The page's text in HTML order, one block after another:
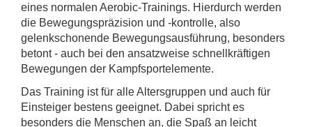
eines normalen Aerobic-Trainings. Hierdurch werden
die Bewegungspräzision und -kontrolle, also
gelenkschonende Bewegungsausführung, besonders
betont - auch bei den ansatzweise schnellkräftigen
Bewegungen der Kampfsportelemente.
Das Training ist für alle Altersgruppen und auch für
Einsteiger bestens geeignet. Dabei spricht es
besonders die Menschen an, die Spaß an leicht